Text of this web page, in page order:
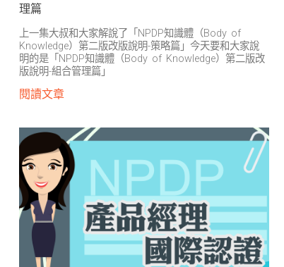
理篇
上一集大叔和大家解說了「NPDP知識體（Body of
Knowledge）第二版改版說明-策略篇」今天要和大家說
明的是「NPDP知識體（Body of Knowledge）第二版改
版說明-組合管理篇」
閱讀文章